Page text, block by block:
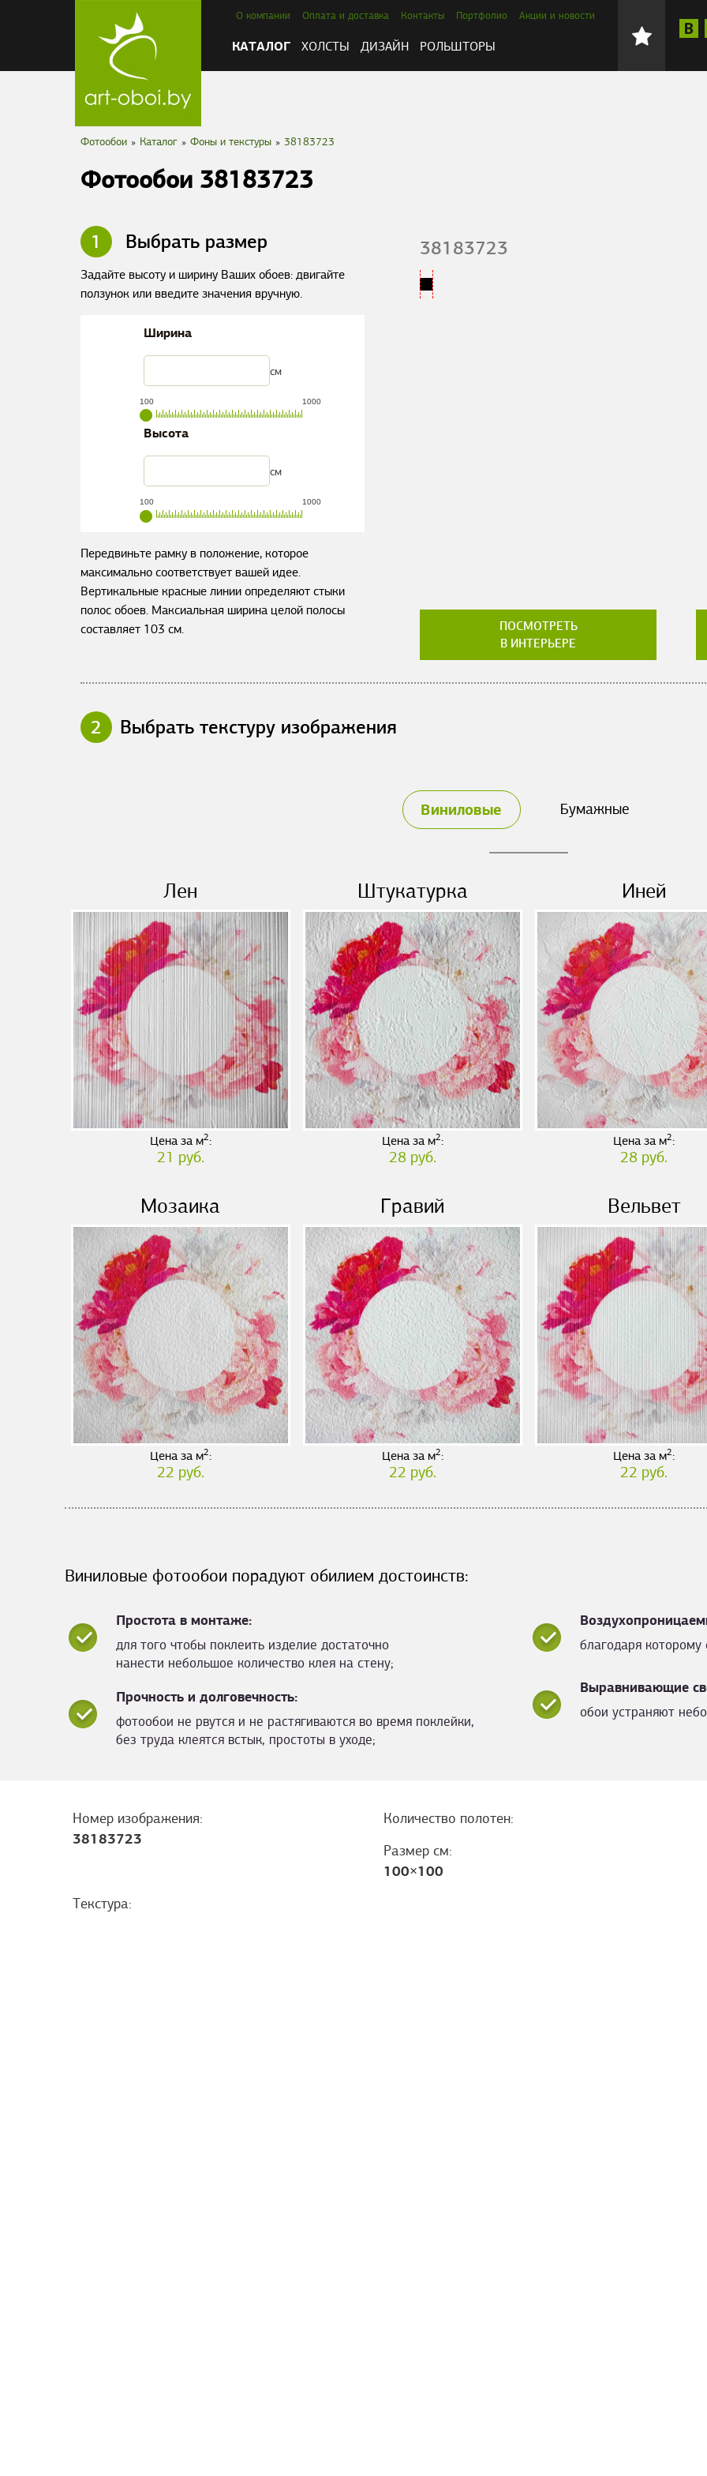
О компании Оплата и доставка Контакты Портфолио Акции и новости
КАТАЛОГ ХОЛСТЫ ДИЗАЙН РОЛЬШТОРЫ
Фотообои » Каталог » Фоны и текстуры » 38183723
Фотообои 38183723
1 Выбрать размер
Задайте высоту и ширину Ваших обоев: двигайте
ползунок или введите значения вручную.
Ширина
см
100 1000
Высота
см
100 1000
Передвиньте рамку в положение, которое
максимально соответствует вашей идее.
Вертикальные красные линии определяют стыки
полос обоев. Максиальная ширина целой полосы
составляет 103 см.
38183723
ПОСМОТРЕТЬ
В ИНТЕРЬЕРЕ
2 Выбрать текстуру изображения
Виниловые Бумажные
Лен
Цена за м2:
21 руб.
Штукатурка
Цена за м2:
28 руб.
Иней
Цена за м2:
28 руб.
Мозаика
Цена за м2:
22 руб.
Гравий
Цена за м2:
22 руб.
Вельвет
Цена за м2:
22 руб.
Виниловые фотообои порадуют обилием достоинств:
Простота в монтаже:
для того чтобы поклеить изделие достаточно
нанести небольшое количество клея на стену;
благодаря
Выравнивающие
обои устраняют
Прочность и долговечность:
фотообои не рвутся и не растягиваются во время поклейки,
без труда клеятся встык, простоты в уходе;
Номер изображения:
38183723
Количество полотен:
Размер см:
100×100
Текстура: